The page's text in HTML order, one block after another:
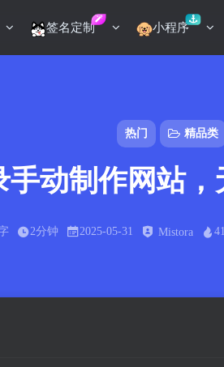
热门 精品类
手动制作网站
2分钟 2025-05-31 Mistora 41
签名定制 小程序